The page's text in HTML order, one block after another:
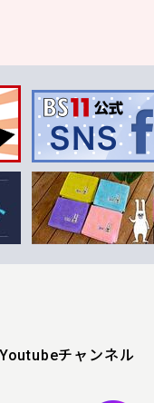
チャンネル